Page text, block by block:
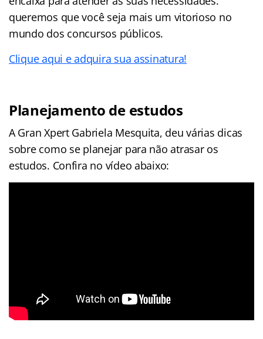
queremos que você seja mais um vitorioso no
mundo dos concursos públicos.
Clique aqui e adquira sua assinatura!
Planejamento de estudos
A Gran Xpert Gabriela Mesquita, deu várias dicas
sobre como se planejar para não atrasar os
estudos. Confira no vídeo abaixo: